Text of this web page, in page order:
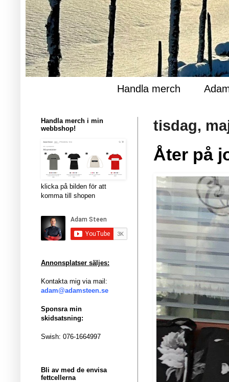
Handla merch
tisdag,
Åter på
Handla merch i min
webbshop!
klicka på bilden för att
komma till shopen
Annonsplatser säljes:
Kontakta mig via mail:
adam@adamsteen.se
Sponsra min
skidsatsning:
Swish: 076-1664997
Bli av med de envisa
fettcellerna